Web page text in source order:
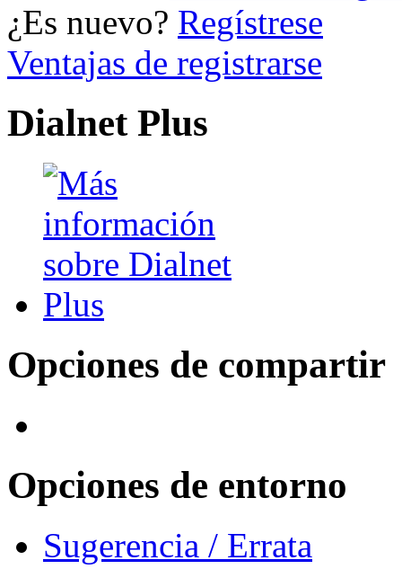
¿Es nuevo? Regístrese
Ventajas de registrarse
Dialnet Plus
Opciones de compartir
Opciones de entorno
Sugerencia / Errata